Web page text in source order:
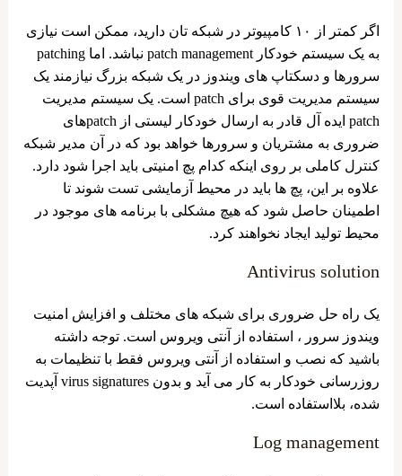
اگر کمتر از ۱۰ کامپیوتر در شبکه تان دارید، ممکن است نیازی
به یک سیستم خودکار patch management نباشد. اما patching
سرورها و دسکتاپ‌ های ویندوز در یک شبکه بزرگ نیازمند یک
سیستم مدیریت قوی برای patch است. یک سیستم مدیریت
patch ایده ‌آل قادر به ارسال خودکار لیستی از patchهای
ضروری به مشتریان و سرورها خواهد بود که در آن مدیر شبکه
کنترل کاملی بر روی اینکه کدام پچ امنیتی باید اجرا شود دارد.
علاوه بر این، پچ ‌ها باید در محیط آزمایشی تست شوند تا
اطمینان حاصل شود که هیچ مشکلی با برنامه‌ های موجود در
محیط تولید ایجاد نخواهند کرد.
Antivirus solution
یک راه حل ضروری برای شبکه های مختلف و افزایش امنیت
ویندوز سرور ، استفاده از آنتی ویروس است. توجه داشته
باشید که نصب و استفاده از آنتی ویروس فقط با تنظیمات به
روزرسانی خودکار به کار می آید و بدون virus signatures آپدیت
شده، بلااستفاده است.
Log management